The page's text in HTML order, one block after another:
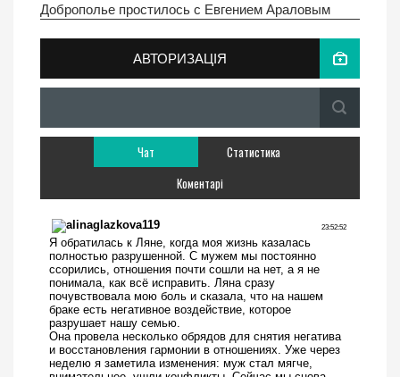
Доброполье простилось с Евгением Араловым
АВТОРИЗАЦІЯ
Чат
Статистика
Коментарі